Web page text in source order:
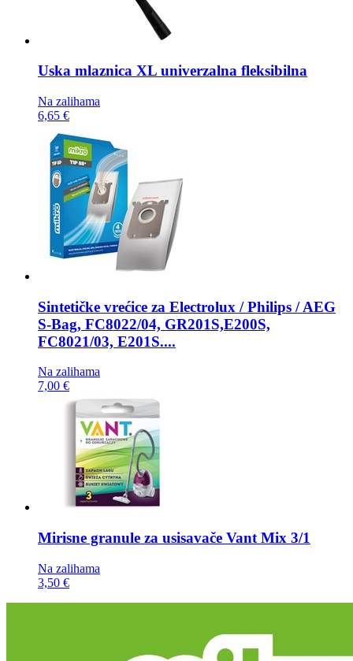
Uska mlaznica XL univerzalna fleksibilna
Na zalihama
6,65 €
Sintetičke vrećice za Electrolux / Philips / AEG
S-Bag, FC8022/04, GR201S,E200S,
FC8021/03, E201S....
Na zalihama
7,00 €
Mirisne granule za usisavače Vant Mix 3/1
Na zalihama
3,50 €